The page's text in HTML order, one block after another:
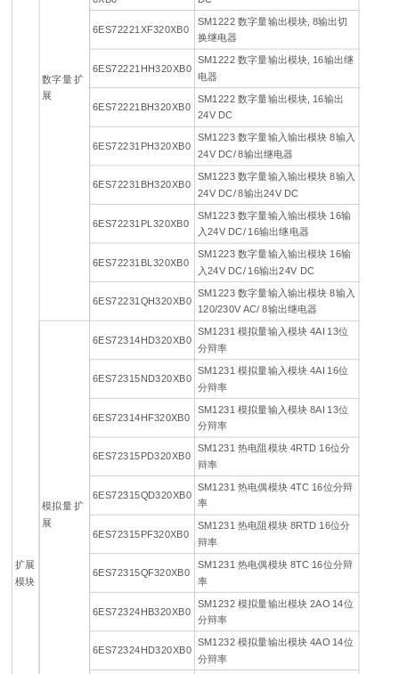
扩展
模块
数字量 扩
展
6ES72221XF320XB0
SM1222 数字量输出模块, 8输出切
换继电器
6ES72221HH320XB0
SM1222 数字量输出模块, 16输出继
电器
6ES72221BH320XB0
SM1222 数字量输出模块, 16输出
24V DC
6ES72231PH320XB0
SM1223 数字量输入输出模块 8输入
24V DC/ 8输出继电器
6ES72231BH320XB0
SM1223 数字量输入输出模块 8输入
24V DC/ 8输出24V DC
6ES72231PL320XB0
SM1223 数字量输入输出模块 16输
入24V DC/ 16输出继电器
6ES72231BL320XB0
SM1223 数字量输入输出模块 16输
入24V DC/ 16输出24V DC
6ES72231QH320XB0
SM1223 数字量输入输出模块 8输入
120/230V AC/ 8输出继电器
模拟量 扩
展
6ES72314HD320XB0
SM1231 模拟量输入模块 4AI 13位
分辩率
6ES72315ND320XB0
SM1231 模拟量输入模块 4AI 16位
分辩率
6ES72314HF320XB0
SM1231 模拟量输入模块 8AI 13位
分辩率
6ES72315PD320XB0
SM1231 热电阻模块 4RTD 16位分
辩率
6ES72315QD320XB0
SM1231 热电偶模块 4TC 16位分辩
率
6ES72315PF320XB0
SM1231 热电阻模块 8RTD 16位分
辩率
6ES72315QF320XB0
SM1231 热电偶模块 8TC 16位分辩
率
6ES72324HB320XB0
SM1232 模拟量输出模块 2AO 14位
分辩率
6ES72324HD320XB0
SM1232 模拟量输出模块 4AO 14位
分辩率